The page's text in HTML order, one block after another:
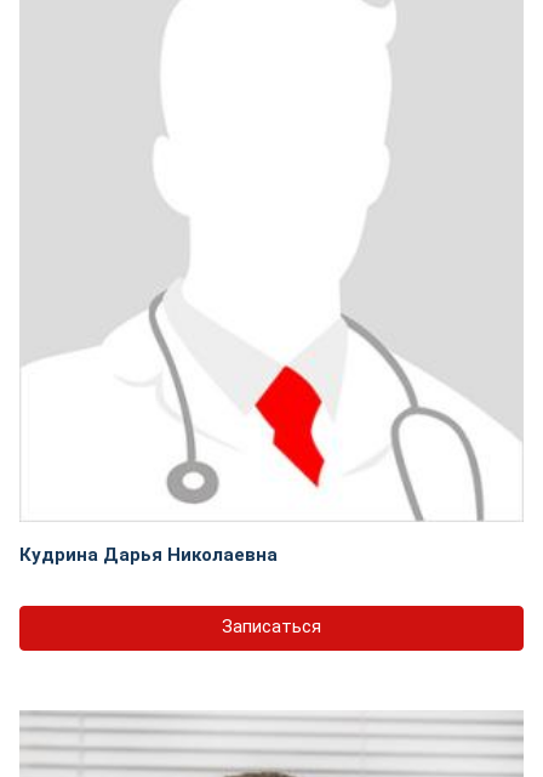
Кудрина Дарья Николаевна
Записаться